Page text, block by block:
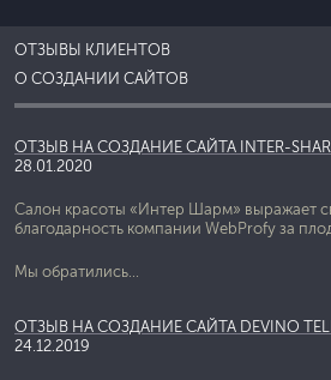
ОТЗЫВЫ КЛИЕНТОВ
О СОЗДАНИИ САЙТОВ
ОТЗЫВ НА СОЗДАНИЕ САЙТА INTER-
28.01.2020
Салон красоты «Интер Шарм» выражает
благодарность компании WebProfy за
Мы обратились...
ОТЗЫВ НА СОЗДАНИЕ САЙТА DEVINO
24.12.2019